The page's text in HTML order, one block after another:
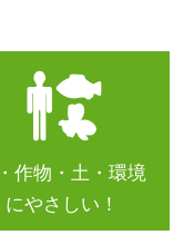
作物・土・環境
にやさしい！